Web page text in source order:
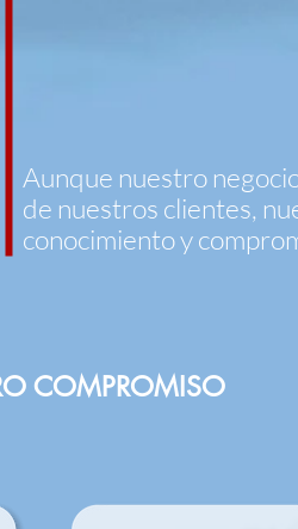
COMPROMISO
Aunque nuestro
de nuestros clientes,
conocimiento y